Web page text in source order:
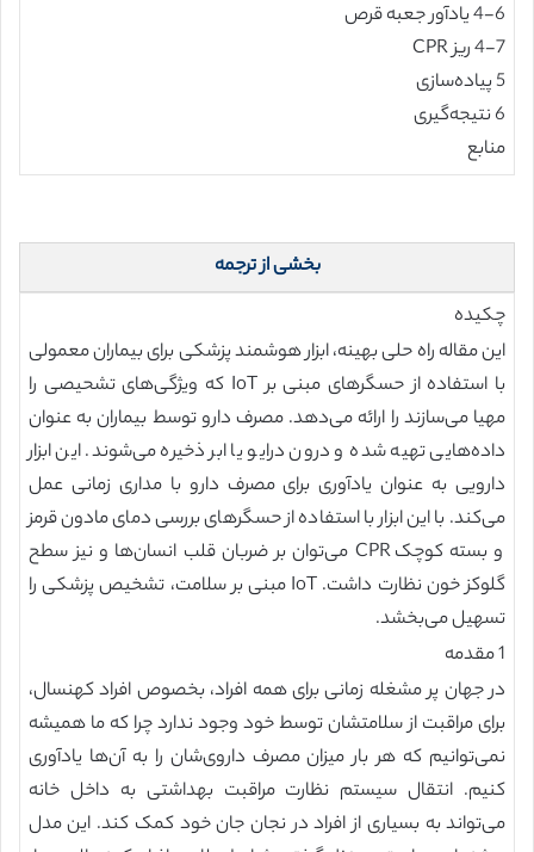
4-6 یادآور جعبه قرص
4-7 ریز CPR
5 پیاده‌سازی
6 نتیجه‌گیری
منابع
بخشی از ترجمه
چکیده
این مقاله راه حلی بهینه، ابزار هوشمند پزشکی برای بیماران معمولی
با استفاده از حسگرهای مبنی بر IoT که ویژگی‌های تشحیصی را
مهیا می‌سازند را ارائه می‌دهد. مصرف دارو توسط بیماران به عنوان
داده‌هایی تهیه شده و درون درایو یا ابر ذخیره می‌شوند. این ابزار
دارویی به عنوان یادآوری برای مصرف دارو با مداری زمانی عمل
می‌کند. با این ابزار با استفاده از حسگرهای بررسی دمای مادون قرمز
و بسته کوچک CPR می‌توان بر ضربان قلب انسان‌ها و نیز سطح
گلوکز خون نظارت داشت. IoT مبنی بر سلامت، تشخیص پزشکی را
تسهیل می‌بخشد.
1 مقدمه
در جهان پر مشغله زمانی برای همه افراد، بخصوص افراد کهنسال،
برای مراقبت از سلامتشان توسط خود وجود ندارد چرا که ما همیشه
نمی‌توانیم که هر بار میزان مصرف داروی‌شان را به آن‌ها یادآوری
کنیم. انتقال سیستم نظارت مراقبت بهداشتی به داخل خانه
می‌تواند به بسیاری از افراد در نجان جان خود کمک کند. این مدل